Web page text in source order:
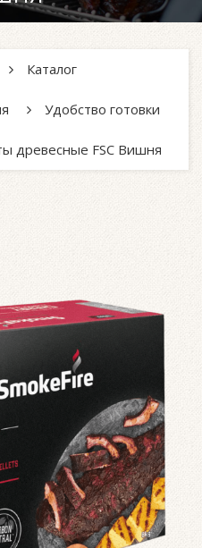
Каталог
Удобство готовки
древесные FSC Вишня